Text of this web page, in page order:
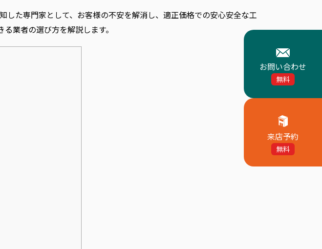
た専門家として、お客様の不安を解消し、適正価格での安心安全な工
業者の選び方を解説します。
お問い合わせ
無料
来店予約
無料